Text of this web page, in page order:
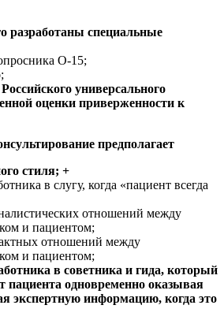
разработаны специальные
О-15;
универсального
оценки приверженности к
предполагает
стиля; +
в слугу, когда «пациент всегда
отношений между
и пациентом;
отношений между
и пациентом;
в советника и гида, который
пациента одновременно оказывая
экспертную информацию, когда это